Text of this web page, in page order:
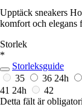
Upptäck sneakers
komfort och elegans
Storlek
*
Storleksguide
35
36 24h
41 24h
42
Detta fält är